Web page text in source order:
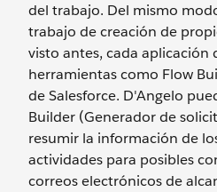
del trabajo. Del mismo
trabajo de creación de
visto antes, cada aplicación
herramientas como Flow
de Salesforce. D'Angelo
Builder (Generador de
resumir la información de
actividades para posibles
correos electrónicos de